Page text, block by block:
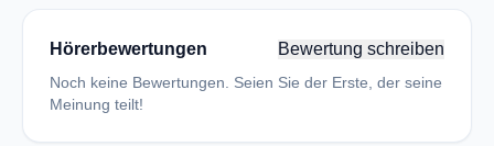
Hörerbewertungen Bewertung schreiben
Noch keine Bewertungen. Seien Sie der Erste, der seine
Meinung teilt!